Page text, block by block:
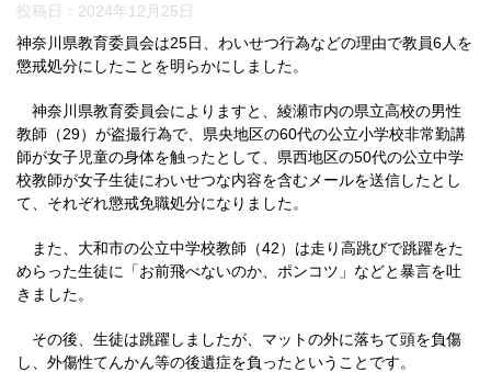
投稿日： 2024年12月25日
神奈川県教育委員会は25日、わいせつ行為などの理由で教員6人を
懲戒処分にしたことを明らかにしました。
神奈川県教育委員会によりますと、綾瀬市内の県立高校の男性
教師（29）が盗撮行為で、県央地区の60代の公立小学校非常勤講
師が女子児童の身体を触ったとして、県西地区の50代の公立中学
校教師が女子生徒にわいせつな内容を含むメールを送信したとし
て、それぞれ懲戒免職処分になりました。
また、大和市の公立中学校教師（42）は走り高跳びで跳躍をた
めらった生徒に「お前飛べないのか、ポンコツ」などと暴言を吐
きました。
その後、生徒は跳躍しましたが、マットの外に落ちて頭を負傷
し、外傷性てんかん等の後遺症を負ったということです。